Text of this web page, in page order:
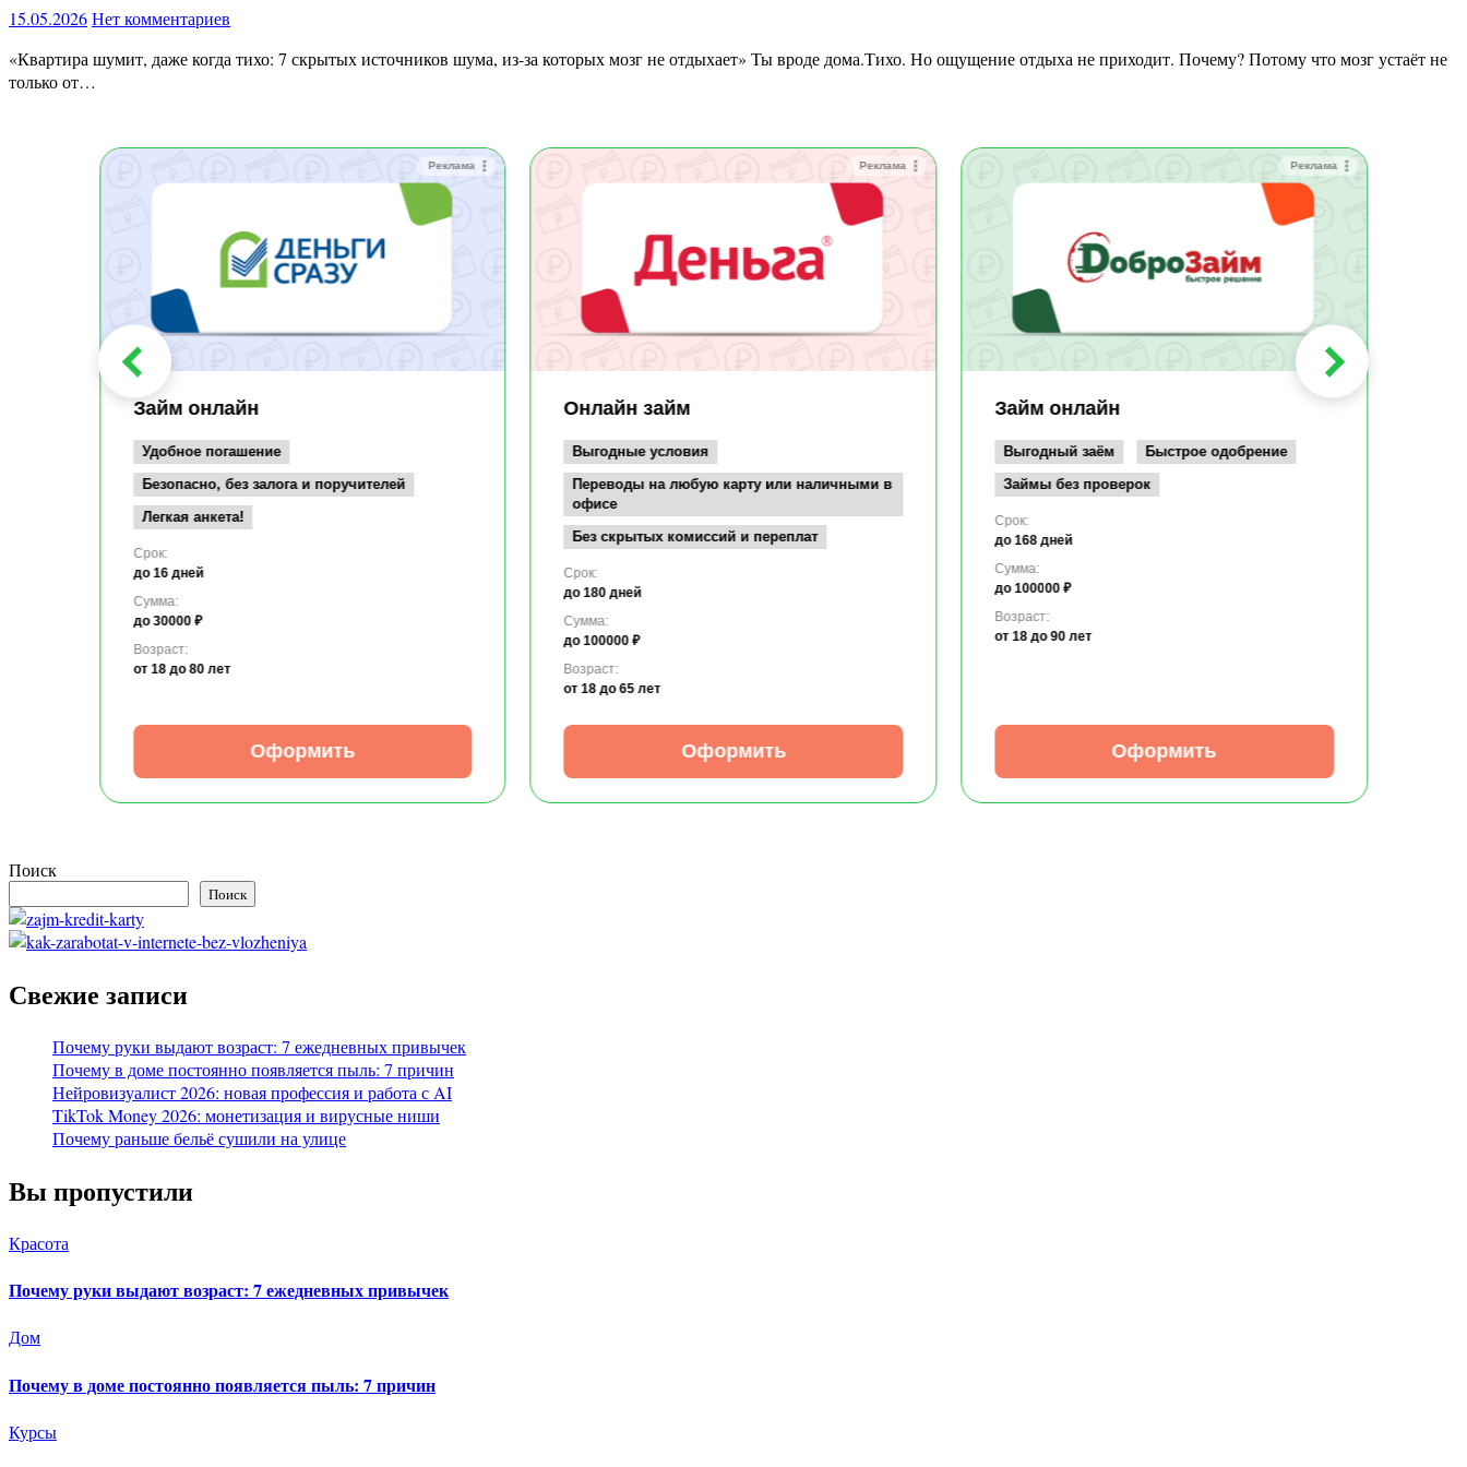
15.05.2026Нет комментариев
«Квартира шумит, даже когда тихо: 7 скрытых источников шума, из-за которых мозг не отдыхает» Ты вроде дома.Тихо. Но ощущение отдыха не приходит. Почему? Потому что мозг устаёт не
только от…
Реклама
Займ онлайн
Удобное погашение
Безопасно, без залога и поручителей
Легкая анкета!
Срок:
до 16 дней
Сумма:
до 30000 ₽
Возраст:
от 18 до 80 лет
Оформить
Реклама
Онлайн займ
Выгодные условия
Переводы на любую карту или наличными в
офисе
Без скрытых комиссий и переплат
Срок:
до 180 дней
Сумма:
до 100000 ₽
Возраст:
от 18 до 65 лет
Оформить
Реклама
Займ онлайн
Выгодный заём
Быстрое одобрение
Займы без проверок
Срок:
до 168 дней
Сумма:
до 100000 ₽
Возраст:
от 18 до 90 лет
Оформить
Поиск
Поиск
Свежие записи
Почему руки выдают возраст: 7 ежедневных привычек
Почему в доме постоянно появляется пыль: 7 причин
Нейровизуалист 2026: новая профессия и работа с AI
TikTok Money 2026: монетизация и вирусные ниши
Почему раньше бельё сушили на улице
Вы пропустили
Красота
Почему руки выдают возраст: 7 ежедневных привычек
Дом
Почему в доме постоянно появляется пыль: 7 причин
Курсы